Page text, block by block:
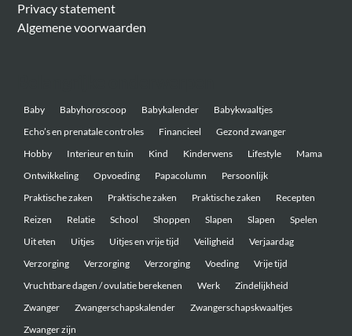
Privacy statement
Algemene voorwaarden
Baby Babyhoroscoop Babykalender
Babykwaaltjes
Echo’s en prenatale controles
Financieel
Gezond zwanger
Hobby
Interieur en tuin Kind Kinderwens Lifestyle
Mama
Ontwikkeling
Opvoeding Papacolumn
Persoonlijk
Praktische zaken
Praktische zaken Praktische zaken
Recepten
Reizen
Relatie School Shoppen Slapen Slapen
Spelen
Uit eten
Uitjes Uitjes en vrije tijd Veiligheid
Verjaardag
Verzorging
Verzorging Verzorging Voeding
Vrije tijd
Vruchtbare dagen / ovulatie berekenen
Werk
Zindelijkheid
Zwanger
Zwangerschapskalender
Zwangerschapskwaaltjes
Zwanger zijn